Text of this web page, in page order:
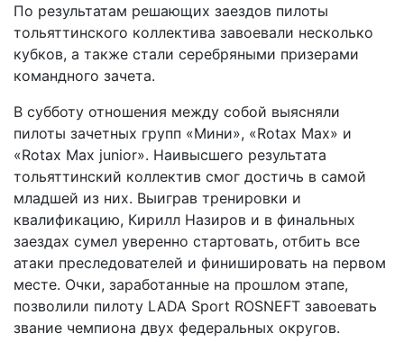
По результатам решающих заездов пилоты
тольяттинского коллектива завоевали несколько
кубков, а также стали серебряными призерами
командного зачета.
В субботу отношения между собой выясняли
пилоты зачетных групп «Мини», «Rotax Max» и
«Rotax Max junior». Наивысшего результата
тольяттинский коллектив смог достичь в самой
младшей из них. Выиграв тренировки и
квалификацию, Кирилл Назиров и в финальных
заездах сумел уверенно стартовать, отбить все
атаки преследователей и финишировать на первом
месте. Очки, заработанные на прошлом этапе,
позволили пилоту LADA Sport ROSNEFT завоевать
звание чемпиона двух федеральных округов.